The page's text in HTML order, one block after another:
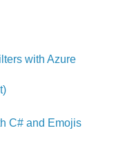
with Azure
C# and Emojis